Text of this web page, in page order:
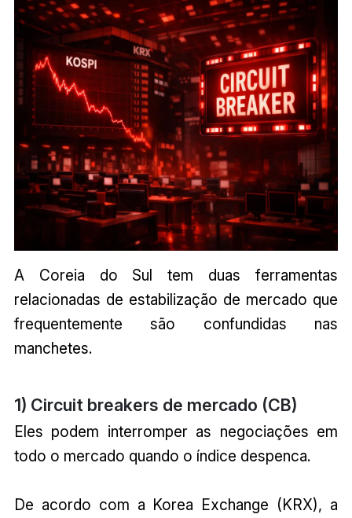
A Coreia do Sul tem duas ferramentas
relacionadas de estabilização de mercado que
frequentemente são confundidas nas
manchetes.
1) Circuit breakers de mercado (CB)
Eles podem interromper as negociações em
todo o mercado quando o índice despenca.
De acordo com a Korea Exchange (KRX), a